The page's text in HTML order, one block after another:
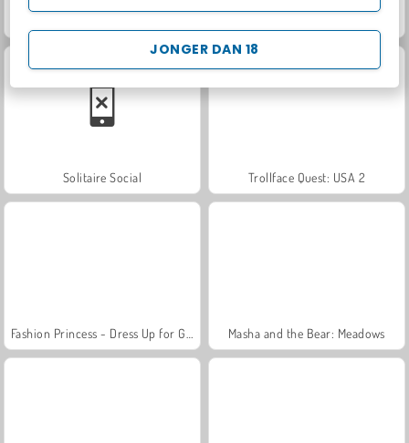
JONGER DAN 18
Solitaire Social Trollface Quest: USA 2
Masha and the Bear: Meadows